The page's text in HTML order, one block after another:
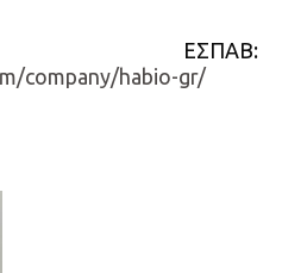
ΕΣΠΑΒ:
company/habio-gr/